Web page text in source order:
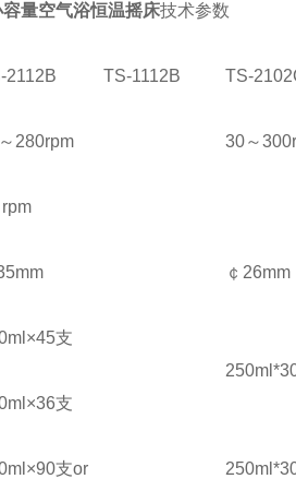
量空气浴恒温摇床技术参数
2112B TS-1112B TS-
280rpm 30～
￠26mm
支
支
支or